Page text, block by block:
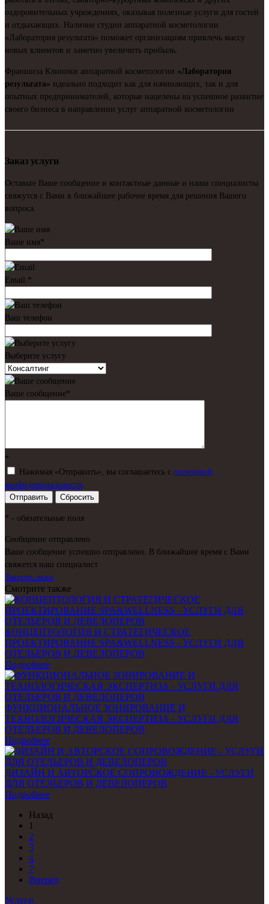
оздоровительных учреждениях, оказывая полезные услуги для гостей
и отдыхающих. Наличие студии аппаратной косметологии
«Лаборатория результата» поможет организациям привлечь массу
новых клиентов и заметно увеличить прибыль.
Франшиза Клиники аппаратной косметологии «Лаборатория
результата» идеально подходит как для начинающих, так и для
опытных предпринимателей, которые нацелены на успешное развитие
своего бизнеса в направлении услуг аппаратной косметологии
Заказ услуги
Оставьте Ваше сообщение и контактные данные и наши специалисты
свяжутся с Вами в ближайшее рабочее время для решения Вашего
вопроса.
Ваше имя*
Email:*
Ваш телефон
Выберите услугу
Ваше сообщение*
*
Нажимая «Отправить», вы соглашаетесь c политикой
конфиденциальности.
* - обязательные поля
Сообщение отправлено
Ваше сообщение успешно отправлено. В ближайшее время с Вами
свяжется наш специалист
Закрыть окно
Смотрите также
КОНЦЕПТОЛОГИЯ И СТРАТЕГИЧЕСКОЕ
ПРОЕКТИРОВАНИЕ SPA&WELLNESS - УСЛУГИ ДЛЯ
ОТЕЛЬЕРОВ И ДЕВЕЛОПЕРОВ
Подробнее
ФУНКЦИОНАЛЬНОЕ ЗОНИРОВАНИЕ И
ТЕХНОЛОГИЧЕСКАЯ ЭКСПЕРТИЗА - УСЛУГИ ДЛЯ
ОТЕЛЬЕРОВ И ДЕВЕЛОПЕРОВ
Подробнее
ДИЗАЙН И АВТОРСКОЕ СОПРОВОЖДЕНИЕ - УСЛУГИ
ДЛЯ ОТЕЛЬЕРОВ И ДЕВЕЛОПЕРОВ
Подробнее
Назад
1
2
3
4
7
Вперед
Услуги